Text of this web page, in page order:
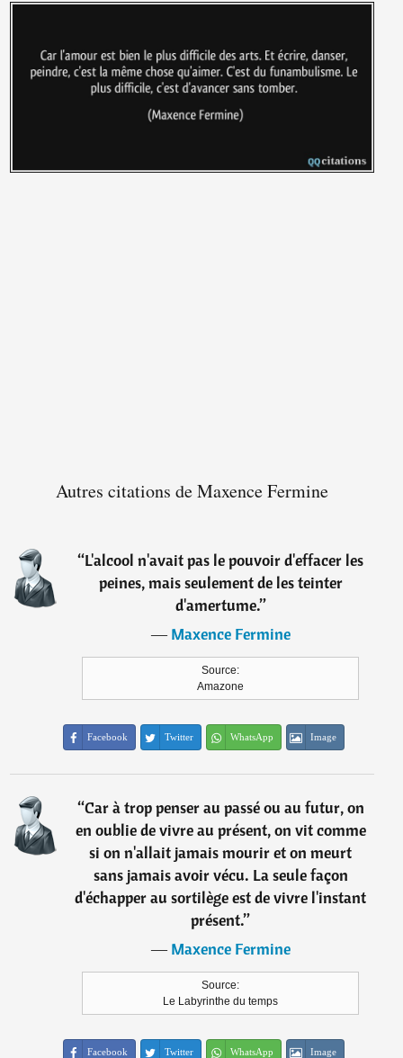
Autres citations de Maxence Fermine
“L'alcool n'avait pas le pouvoir d'effacer les
peines, mais seulement de les teinter
d'amertume.”
―Maxence Fermine
Source:
Amazone
Facebook Twitter WhatsApp Image
“Car à trop penser au passé ou au futur, on
en oublie de vivre au présent, on vit comme
si on n'allait jamais mourir et on meurt
sans jamais avoir vécu. La seule façon
d'échapper au sortilège est de vivre l'instant
présent.”
―Maxence Fermine
Source:
Le Labyrinthe du temps
Facebook Twitter WhatsApp Image